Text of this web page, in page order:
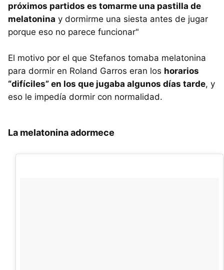
próximos partidos es tomarme una pastilla de
melatonina y dormirme una siesta antes de jugar
porque eso no parece funcionar"
El motivo por el que Stefanos tomaba melatonina
para dormir en Roland Garros eran los horarios
“difíciles” en los que jugaba algunos días tarde, y
eso le impedía dormir con normalidad.
La melatonina adormece